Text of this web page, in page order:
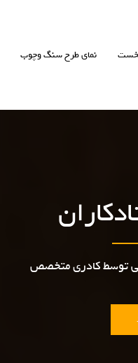
نمای طرح سنگ وچوب
توسط کادری متخصص